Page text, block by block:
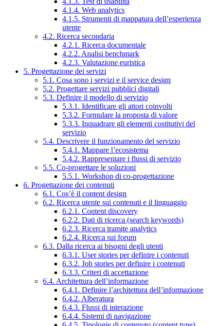
4.1.4. Web analytics
4.1.5. Strumenti di mappatura dell’esperienza
utente
4.2. Ricerca secondaria
4.2.1. Ricerca documentale
4.2.2. Analisi benchmark
4.2.3. Valutazione euristica
5. Progettazione dei servizi
5.1. Cosa sono i servizi e il service design
5.2. Progettare servizi pubblici digitali
5.3. Definire il modello di servizio
5.3.1. Identificare gli attori coinvolti
5.3.2. Formulare la proposta di valore
5.3.3. Inquadrare gli elementi costitutivi del
servizio
5.4. Descrivere il funzionamento del servizio
5.4.1. Mappare l’ecosistema
5.4.2. Rappresentare i flussi di servizio
5.5. Co-progettare le soluzioni
5.5.1. Workshop di co-progettazione
6. Progettazione dei contenuti
6.1. Cos’è il content design
6.2. Ricerca utente sui contenuti e il linguaggio
6.2.1. Content discovery
6.2.2. Dati di ricerca (search keywords)
6.2.3. Ricerca tramite analytics
6.2.4. Ricerca sui forum
6.3. Dalla ricerca ai bisogni degli utenti
6.3.1. User stories per definire i contenuti
6.3.2. Job stories per definire i contenuti
6.3.3. Criteri di accettazione
6.4. Architettura dell’informazione
6.4.1. Definire l’architettura dell’informazione
6.4.2. Alberatura
6.4.3. Flussi di interazione
6.4.4. Sistemi di navigazione